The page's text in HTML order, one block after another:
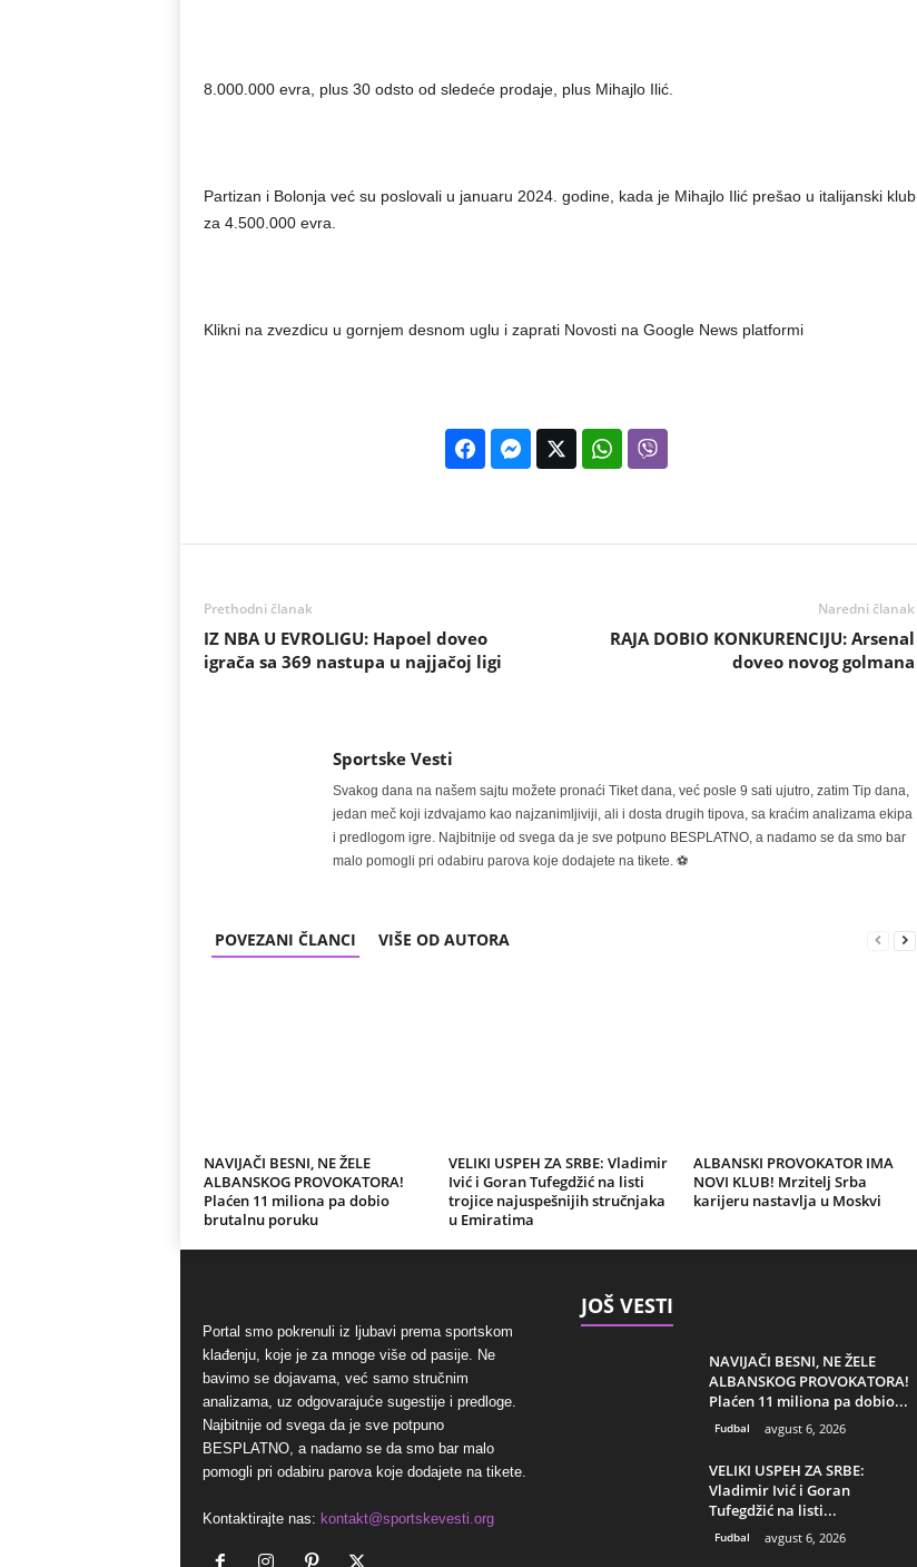
8.000.000 evra, plus 30 odsto od sledeće prodaje, plus Mihajlo Ilić.
Partizan i Bolonja već su poslovali u januaru 2024. godine, kada je Mihajlo Ilić prešao u italijanski klub
za 4.500.000 evra.
Klikni na zvezdicu u gornjem desnom uglu i zaprati Novosti na Google News platformi
Prethodni članak
IZ NBA U EVROLIGU: Hapoel doveo
igrača sa 369 nastupa u najjačoj ligi
Naredni članak
RAJA DOBIO KONKURENCIJU: Arsenal
doveo novog golmana
Sportske Vesti
Svakog dana na našem sajtu možete pronaći Tiket dana, već posle 9 sati ujutro, zatim Tip dana,
jedan meč koji izdvajamo kao najzanimljiviji, ali i dosta drugih tipova, sa kraćim analizama ekipa
i predlogom igre. Najbitnije od svega da je sve potpuno BESPLATNO, a nadamo se da smo bar
malo pomogli pri odabiru parova koje dodajete na tikete. ⚽
POVEZANI ČLANCI VIŠE OD AUTORA
NAVIJAČI BESNI, NE ŽELE
ALBANSKOG PROVOKATORA!
Plaćen 11 miliona pa dobio
brutalnu poruku
VELIKI USPEH ZA SRBE: Vladimir
Ivić i Goran Tufegdžić na listi
trojice najuspešnijih stručnjaka
u Emiratima
ALBANSKI PROVOKATOR IMA
NOVI KLUB! Mrzitelj Srba
karijeru nastavlja u Moskvi
Portal smo pokrenuli iz ljubavi prema sportskom
klađenju, koje je za mnoge više od pasije. Ne
bavimo se dojavama, već samo stručnim
analizama, uz odgovarajuće sugestije i predloge.
Najbitnije od svega da je sve potpuno
BESPLATNO, a nadamo se da smo bar malo
pomogli pri odabiru parova koje dodajete na tikete.
Kontaktirajte nas: kontakt@sportskevesti.org
JOŠ VESTI
NAVIJAČI BESNI, NE ŽELE
ALBANSKOG PROVOKATORA!
Plaćen 11 miliona pa dobio...
Fudbal avgust 6, 2026
VELIKI USPEH ZA SRBE:
Vladimir Ivić i Goran
Tufegdžić na listi...
Fudbal avgust 6, 2026